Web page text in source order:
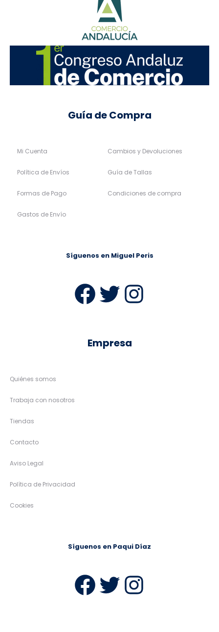
Guía de Compra
Mi Cuenta
Política de Envíos
Formas de Pago
Gastos de Envío
Cambios y Devoluciones
Guía de Tallas
Condiciones de compra
Síguenos en Miguel Peris
Facebook
Twitter
Empresa
Quiénes somos
Trabaja con nosotros
Tiendas
Contacto
Aviso Legal
Política de Privacidad
Cookies
Síguenos en Paqui Díaz
Facebook
Twitter